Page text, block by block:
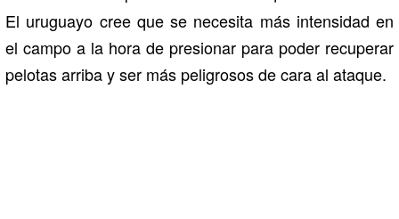
El uruguayo cree que se necesita más intensidad en
el campo a la hora de presionar para poder recuperar
pelotas arriba y ser más peligrosos de cara al ataque.